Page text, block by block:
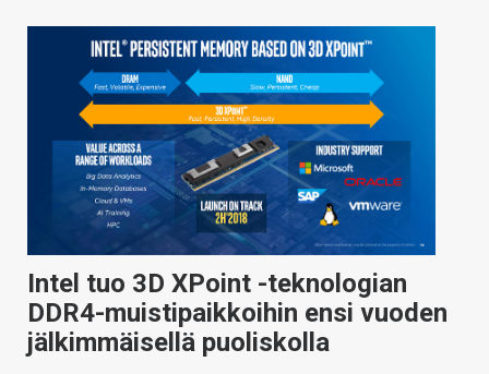
Intel tuo 3D XPoint -teknologian
DDR4-muistipaikkoihin ensi vuoden
jälkimmäisellä puoliskolla